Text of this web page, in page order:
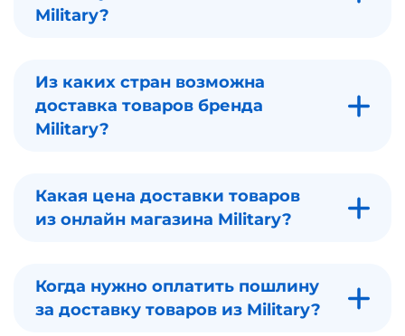
Military?
Из каких стран возможна
доставка товаров бренда
Military?
Какая цена доставки товаров
из онлайн магазина Military?
Когда нужно оплатить пошлину
за доставку товаров из Military?